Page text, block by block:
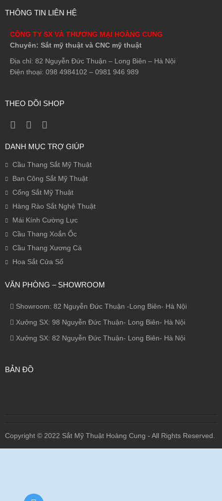
THÔNG TIN LIÊN HỆ
CÔNG TY SX VÀ THƯƠNG MẠI HOÀNG CUNG
Chuyên: Sắt mỹ thuật và CNC mỹ thuật
Địa chỉ: 82 Nguyễn Đức Thuận – Long Biên – Hà Nội
Điện thoại: 098 4984102 – 0981 946 989
THEO DÕI SHOP
DANH MỤC TRỢ GIÚP
Cầu Thang Sắt Mỹ Thuật
Ban Công Sắt Mỹ Thuật
Cổng Sắt Mỹ Thuật
Hàng Rào Sắt Nghệ Thuật
Mái Kính Cường Lực
Cầu Thang Xoắn Ốc
Cầu Thang Xương Cá
Hoa Sắt Cửa Sổ
VĂN PHÒNG – SHOWROOM
Showroom: 82 Nguyễn Đức Thuận -Long Biên- Hà Nội
Xưởng SX: 98 Nguyễn Đức Thuận- Long Biên- Hà Nội
Xưởng SX: 82 Nguyễn Đức Thuận- Long Biên- Hà Nội
BẢN ĐỒ
Copyright © 2022 Sắt Mỹ Thuật Hoàng Cung - All Rights Reserved.